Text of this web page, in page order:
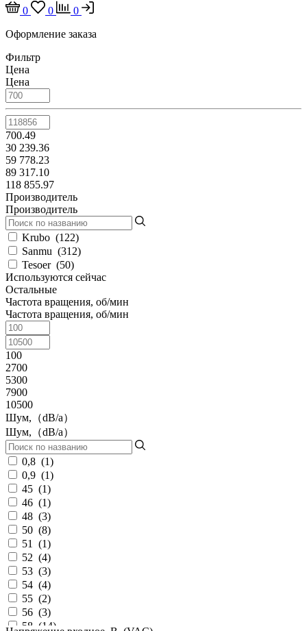
0
0
0
Оформление заказа
Фильтр
Цена
Цена
700.49
30 239.36
59 778.23
89 317.10
118 855.97
Производитель
Производитель
Krubo (122)
Sanmu (312)
Tesoer (50)
Используются сейчас
Остальные
Частота вращения, об/мин
Частота вращения, об/мин
100
2700
5300
7900
10500
Шум,（dB/a）
Шум,（dB/a）
0,8 (1)
0,9 (1)
45 (1)
46 (1)
48 (3)
50 (8)
51
(1)
52 (4)
53 (3)
54 (4)
55 (2)
56 (3)
58 (14)